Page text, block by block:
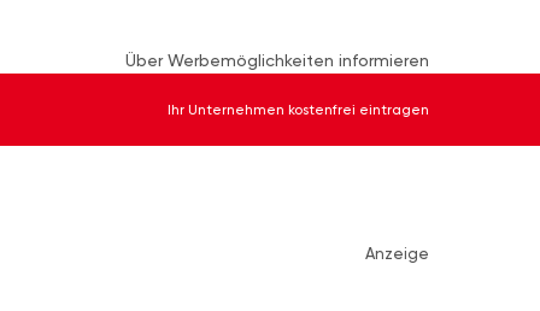
Über Werbemöglichkeiten informieren
Ihr Unternehmen kostenfrei eintragen
Anzeige